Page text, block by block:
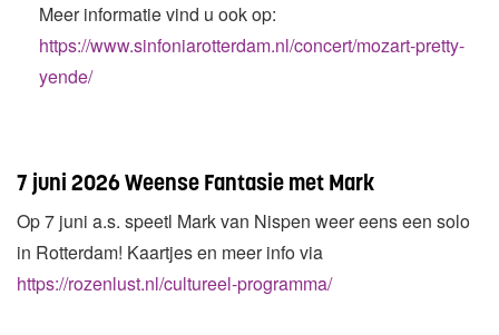
Meer informatie vind u ook op:
https://www.sinfoniarotterdam.nl/concert/mozart-pretty-
yende/
7 juni 2026 Weense Fantasie met Mark
Op 7 juni a.s. speetl Mark van Nispen weer eens een solo
in Rotterdam! Kaartjes en meer info via
https://rozenlust.nl/cultureel-programma/